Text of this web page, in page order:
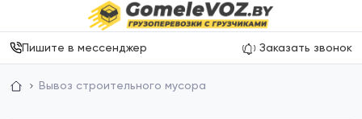
Пишите в мессенджер Заказать звонок
Вывоз строительного мусора